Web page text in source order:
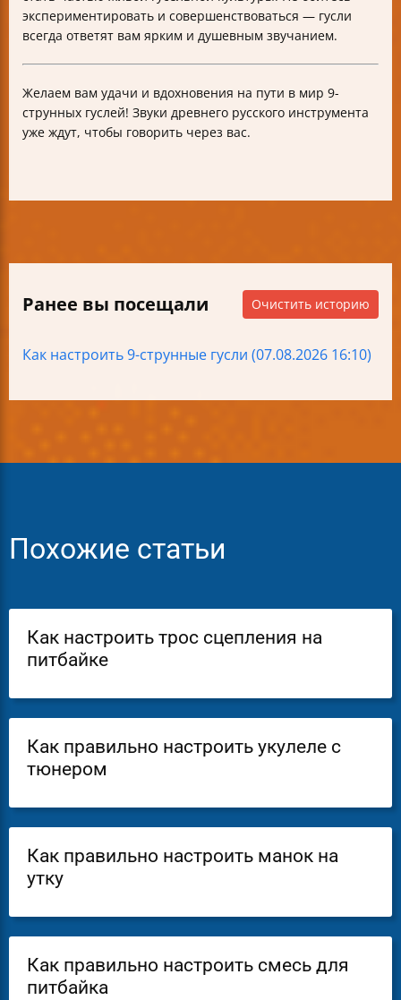
экспериментировать и совершенствоваться — гусли
всегда ответят вам ярким и душевным звучанием.
Желаем вам удачи и вдохновения на пути в мир 9-
струнных гуслей! Звуки древнего русского инструмента
уже ждут, чтобы говорить через вас.
Ранее вы посещали Очистить историю
Как настроить 9-струнные гусли (07.08.2026 16:10)
Похожие статьи
Как настроить трос сцепления на
питбайке
Как правильно настроить укулеле с
тюнером
Как правильно настроить манок на
утку
Как правильно настроить смесь для
питбайка